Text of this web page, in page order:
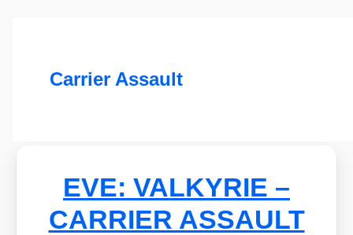
Carrier Assault
EVE: VALKYRIE –
CARRIER ASSAULT